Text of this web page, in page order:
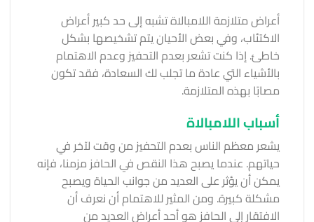
أعراض متلازمة اللامبالاة تشبه إلى حد كبير أعراض
الاكتئاب، وفي بعض الأحيان يتم تشخيصها بشكل
خاطئ. إذا كنت تشعر بعدم التحفيز وعدم الاهتمام
بالأشياء التي عادة ما تجلب لك السعادة، فقد تكون
مصابًا بهذه المتلازمة.
أسباب اللامبالاة
يشعر معظم الناس بعدم التحفيز من وقت لآخر في
حياتهم. عندما يصبح هذا النقص في الحافز مزمنا، فإنه
يمكن أن يؤثر على العديد من جوانب الحياة ويصبح
مشكلة كبيرة. ومن المثير للاهتمام أن نعرف أن
الافتقار إلى الحافز هو أحد أعراض العديد من